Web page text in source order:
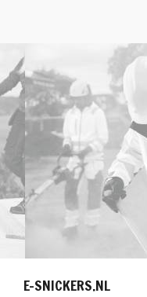
E-SNICKERS.NL